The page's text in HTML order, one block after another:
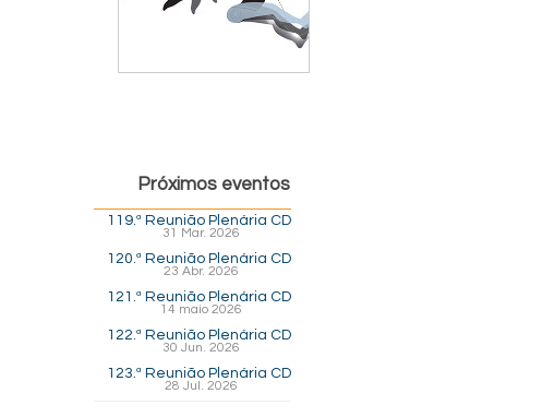
Próximos eventos
119.ª Reunião Plenária CD
31 Mar. 2026
120.ª Reunião Plenária CD
23 Abr. 2026
121.ª Reunião Plenária CD
14 maio 2026
122.ª Reunião Plenária CD
30 Jun. 2026
123.ª Reunião Plenária CD
28 Jul. 2026